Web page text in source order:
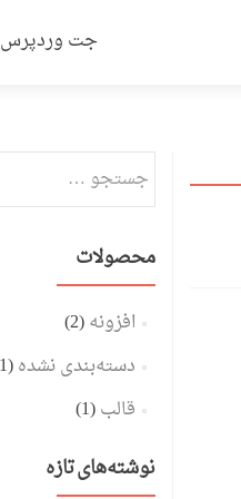
to
جت وردپرس
جستجو
برای:
محصولات
افزونه(2)
دسته‌بندی نشده(1)
قالب(1)
نوشته‌های تازه